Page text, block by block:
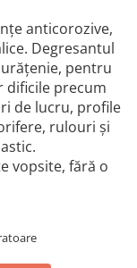
anticorozive,
Degresantul
pentru
dificile precum
de lucru, profile
rulouri şi
vopsite, fără o